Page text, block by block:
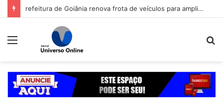
refeitura de Goiânia renova frota de veículos para ampliar eficiência dos serviços e reduzir custos com manutenção
Menu